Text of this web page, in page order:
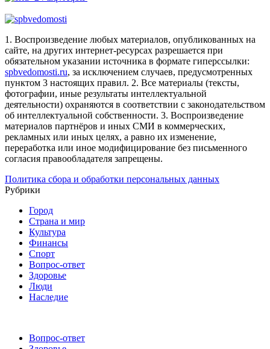
1. Воспроизведение любых материалов, опубликованных на
сайте, на других интернет-ресурсах разрешается при
обязательном указании источника в формате гиперссылки:
spbvedomosti.ru, за исключением случаев, предусмотренных
пунктом 3 настоящих правил. 2. Все материалы (тексты,
фотографии, иные результаты интеллектуальной
деятельности) охраняются в соответствии с законодательством
об интеллектуальной собственности. 3. Воспроизведение
материалов партнёров и иных СМИ в коммерческих,
рекламных или иных целях, а равно их изменение,
переработка или иное модифицирование без письменного
согласия правообладателя запрещены.
Политика сбора и обработки персональных данных
Рубрики
Город
Страна и мир
Культура
Финансы
Спорт
Вопрос-ответ
Здоровье
Люди
Наследие
Вопрос-ответ